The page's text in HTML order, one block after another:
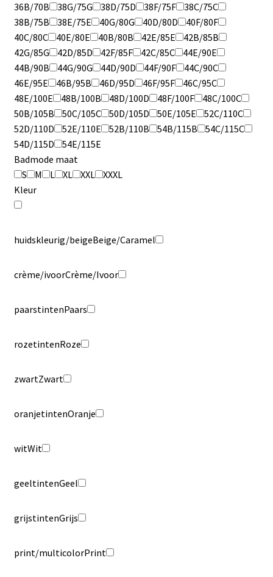
36B/70B
38G/75G 38D/75D 38F/75F
38C/75C
38B/75B
38E/75E 40G/80G 40D/80D
40F/80F
40C/80C
40E/80E 40B/80B 42E/85E
42B/85B
42G/85G
42D/85D 42F/85F 42C/85C
44E/90E
44B/90B
44G/90G 44D/90D 44F/90F
44C/90C
46E/95E
46B/95B 46D/95D 46F/95F
46C/95C
48E/100E
48B/100B 48D/100D 48F/100F
48C/100C
50B/105B
50C/105C 50D/105D 50E/105E
52C/110C
52D/110D
52E/110E 52B/110B 54B/115B
54C/115C
54D/115D
54E/115E
Badmode maat
S
M L XL XXL
XXXL
Kleur
huidskleurig/beigeBeige/Caramel
crème/ivoorCrème/Ivoor
paarstintenPaars
rozetintenRoze
zwartZwart
oranjetintenOranje
witWit
geeltintenGeel
grijstintenGrijs
print/multicolorPrint